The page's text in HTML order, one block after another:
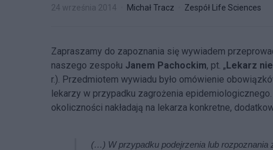
24 września 2014 Michał Tracz Zespół Life Sciences
Zapraszamy do zapoznania się wywiadem
naszego zespołu Janem Pachockim, pt. „Lekarz
r.). Przedmiotem wywiadu było omówienie
lekarzy w przypadku zagrożenia epidemiologicznego.
okoliczności nakładają na lekarza konkretne,
(…) W przypadku podejrzenia lub rozpoznania